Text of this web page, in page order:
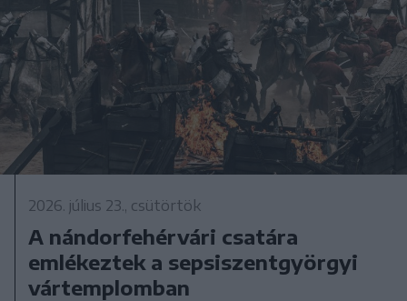
2026. július 23., csütörtök
A nándorfehérvári csatára
emlékeztek a sepsiszentgyörgyi
vártemplomban